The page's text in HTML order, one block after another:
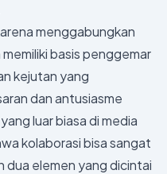
menggabungkan
basis penggemar
kejutan yang
dan antusiasme
luar biasa di media
kolaborasi bisa sangat
elemen yang dicintai